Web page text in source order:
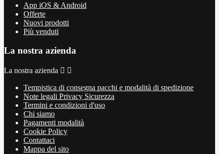
App iOS & Android
Offerte
Nuovi prodotti
Più venduti
La nostra azienda
La nostra azienda  
Tempistica di consegna pacchi e modalità di spedizione
Note legali Privacy Sicurezza
Termini e condizioni d'uso
Chi siamo
Pagamenti modalità
Cookie Policy
Contattaci
Mappa del sito